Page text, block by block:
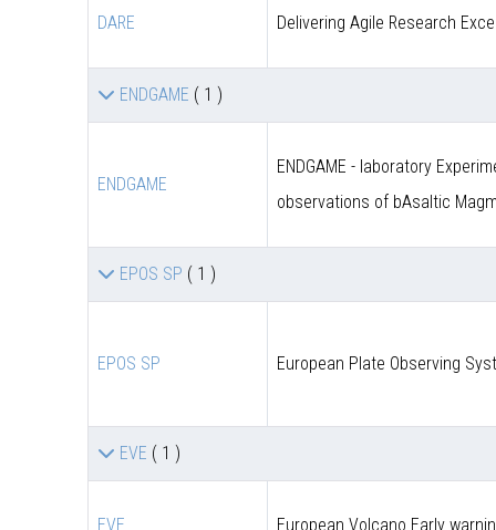
DARE Delivering Agile Research
ENDGAME ( 1 )
ENDGAME
ENDGAME - laboratory
observations of bAsaltic
EPOS SP ( 1 )
EPOS SP European Plate Observing
EVE ( 1 )
EVE European Volcano Early